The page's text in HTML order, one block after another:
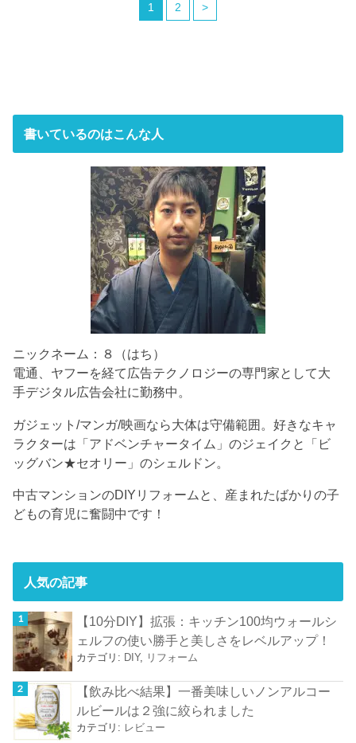
1 2 >
書いているのはこんな人
ニックネーム：８（はち）
電通、ヤフーを経て広告テクノロジーの専門家として大
手デジタル広告会社に勤務中。
ガジェット/マンガ/映画なら大体は守備範囲。好きなキャ
ラクターは「アドベンチャータイム」のジェイクと「ビ
ッグバン★セオリー」のシェルドン。
中古マンションのDIYリフォームと、産まれたばかりの子
どもの育児に奮闘中です！
人気の記事
【10分DIY】拡張：キッチン100均ウォールシ
ェルフの使い勝手と美しさをレベルアップ！
カテゴリ: DIY, リフォーム
【飲み比べ結果】一番美味しいノンアルコー
ルビールは２強に絞られました
カテゴリ: レビュー